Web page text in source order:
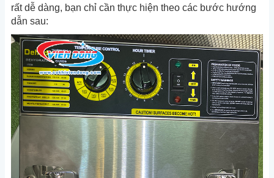
rất dễ dàng, bạn chỉ cần thực hiện theo các bước hướng
dẫn sau: